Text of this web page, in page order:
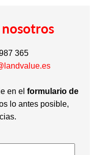
365
en el formulario de
lo antes posible,